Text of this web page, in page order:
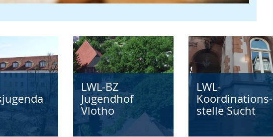
LWL-BZ
Jugendhof
Vlotho
LWL-
Koordinations-
stelle Sucht